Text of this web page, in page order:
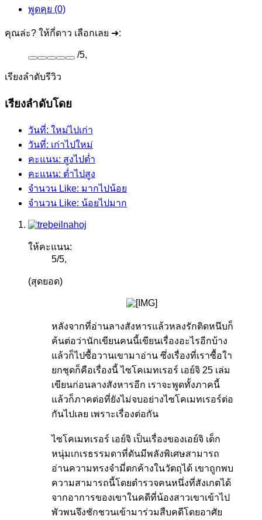
พูดคุย (0)
คุณล่ะ? ให้กี่ดาว เลือกเลย ➜:
/5,
เรียงลำดับรีวิว
เรียงลำดับโดย
วันที่: ใหม่ไปเก่า
วันที่: เก่าไปใหม่
คะแนน: สูงไปต่ำ
คะแนน: ต่ำไปสูง
จำนวน Like: มากไปน้อย
จำนวน Like: น้อยไปมาก
ให้คะแนน:
5/5,
(สุดยอด)
หลังจากที่อ่านลางสังหารแล้วหลงรักติดหนึบก็
ค้นต่อว่านักเขียนคนนี้เขียนเรื่องอะไรอีกบ้าง
แล้วก็ไปซื้อวานเขามาอ่าน ซึ่งเรื่องที่เราซื้อใา
ยกชุดก็คือเรื่องนี้ ไซโคเมทเรอร์ เอย์จิ 25 เล่ม
เขียนก่อนลางสังหารอีก เราจะพูดทั้งภาคนี้
แล้วก็ภาคต่อที่ยังไม่จบอย่างไซโคเมทเรอร์ต่อ
กันไปเลย เพราะเรื่องต่อกัน
ไซโคเมทเรอร์ เอย์จิ เป็นเรื่องของเอย์จิ เด็ก
หนุ่มเกเรธรรมดาที่ดันมีพลังพิเศษสามารถ
อ่านความทรงจำมี่ตกค้างในวัตถุได้ เขาถูกพบ
ความสามารถนี้โดยตำรวจคนหนึ่งที่สังเกตได้
จากอาการของเขาในคดีที่น้องสาวเขาเข้าไป
พัวพนจึงชักชวนเข้ามาร่วมสืบคดีโดยอาศัย